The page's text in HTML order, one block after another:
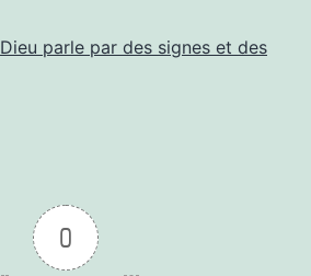
Dieu parle par des signes et des
0